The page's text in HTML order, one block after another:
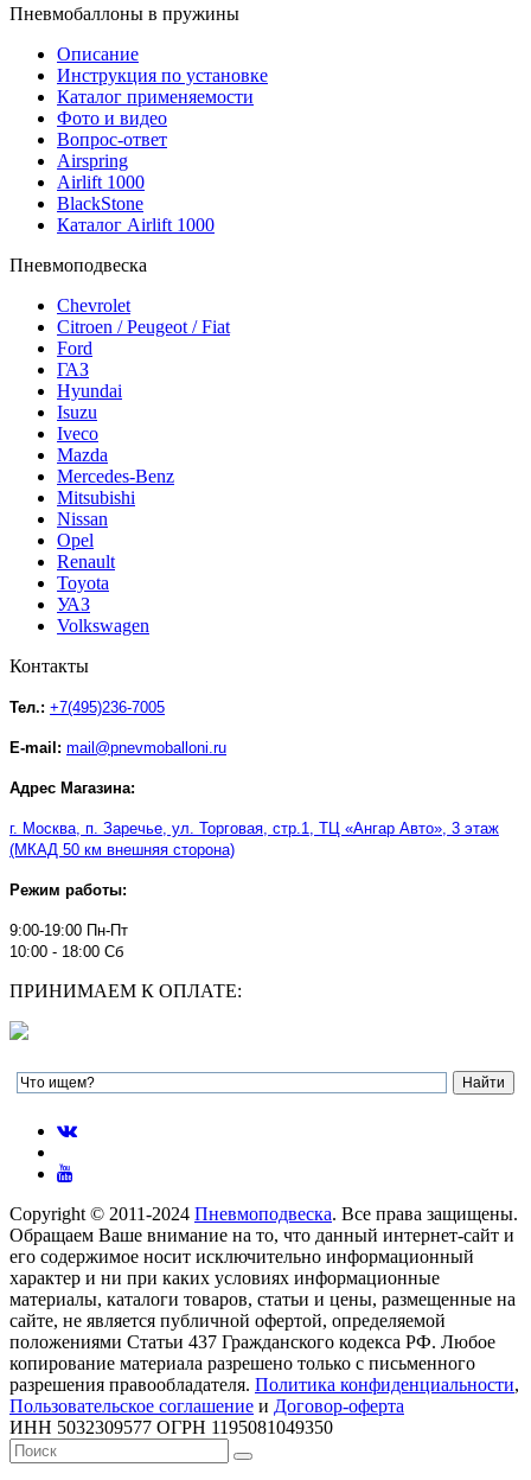
Пневмобаллоны в пружины
Описание
Инструкция по установке
Каталог применяемости
Фото и видео
Вопрос-ответ
Airspring
Airlift 1000
BlackStone
Каталог Airlift 1000
Пневмоподвеска
Chevrolet
Citroen / Peugeot / Fiat
Ford
ГАЗ
Hyundai
Isuzu
Iveco
Mazda
Mercedes-Benz
Mitsubishi
Nissan
Opel
Renault
Toyota
УАЗ
Volkswagen
Контакты
Тел.: +7(495)236-7005
E-mail: mail@pnevmoballoni.ru
Адрес Магазина:
г. Москва, п. Заречье, ул. Торговая, стр.1, ТЦ «Ангар Авто» , 3 этаж
(МКАД 50 км внешняя сторона)
Режим работы:
9:00-19:00 Пн-Пт
10:00 - 18:00 Сб
ПРИНИМАЕМ К ОПЛАТЕ:
Copyright © 2011-2024 Пневмоподвеска. Все права защищены.
Обращаем Ваше внимание на то, что данный интернет-сайт и
его содержимое носит исключительно информационный
характер и ни при каких условиях информационные
материалы, каталоги товаров, статьи и цены, размещенные на
сайте, не является публичной офертой, определяемой
положениями Статьи 437 Гражданского кодекса РФ. Любое
копирование материала разрешено только с письменного
разрешения правообладателя. Политика конфиденциальности,
Пользовательское соглашение и Договор-оферта
ИНН 5032309577 ОГРН 1195081049350